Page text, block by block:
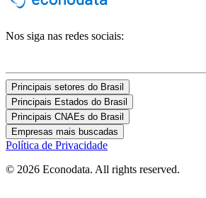
Nos siga nas redes sociais:
Principais setores do Brasil
Principais Estados do Brasil
Principais CNAEs do Brasil
Empresas mais buscadas
Política de Privacidade
© 2026 Econodata. All rights reserved.